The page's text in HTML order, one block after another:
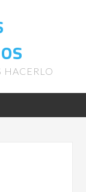
HACERLO